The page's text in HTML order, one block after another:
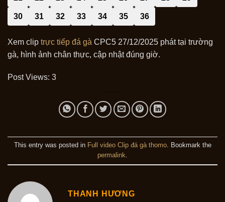
30 31 32 33 34 35 36
Xem clip trực tiếp đá gà CPC5 27/12/2025 phát tại trường
gà, hình ảnh chân thực, cập nhật đúng giờ.
Post Views: 3
This entry was posted in Full video Clip đá gà thomo. Bookmark the
permalink
THANH HƯƠNG